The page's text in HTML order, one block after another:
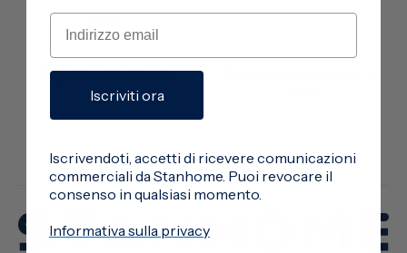
Pagamento sicuro
Iscriviti ora
Iscrivendoti, accetti di ricevere comunicazioni
commerciali da Stanhome. Puoi revocare il
consenso in qualsiasi momento.
Informativa sulla privacy